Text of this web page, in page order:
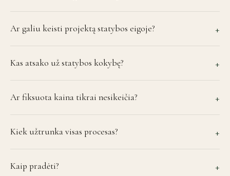
Ar galiu keisti projektą statybos eigoje? +
Kas atsako už statybos kokybę? +
Ar fiksuota kaina tikrai nesikeičia? +
Kiek užtrunka visas procesas? +
Kaip pradėti? +